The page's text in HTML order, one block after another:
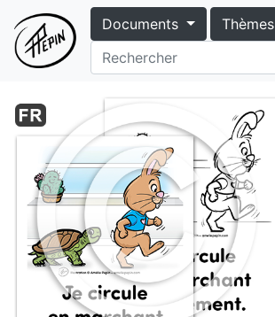
Documents Thèmes